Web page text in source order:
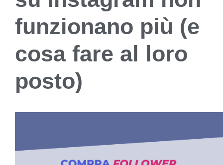
funzionano più (e
cosa fare al loro
posto)